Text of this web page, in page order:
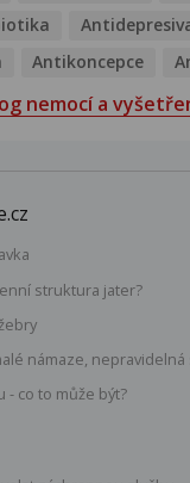
Antikoncepce
nemocí a
struktura jater?
námaze, nepravidelná
- co to může být?